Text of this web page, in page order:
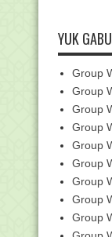
126
MIN
YUK
Group
Group
Group
Group
Group
Group
Group
Group
Group